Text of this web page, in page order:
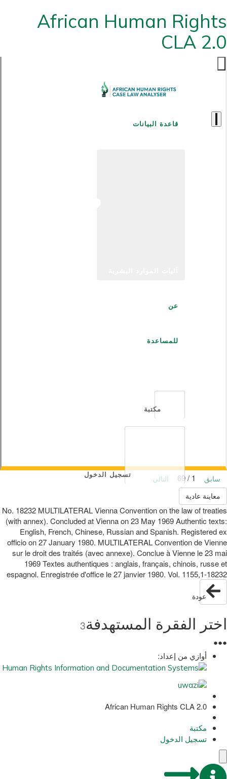
African Human Rights
CLA 2.0
قاعدة البيانات
عن
للمساعدة
مكتبة
تسجيل الدخول سابق
التالي
معاينة عادية
No. 18232 MULTILATERAL Vienna Convention on the law of treaties
(with annex). Concluded at Vienna on 23 May 1969 Authentic texts:
English, French, Chinese, Russian and Spanish. Registered ex
officio on 27 January 1980. MULTILATERAL Convention de Vienne
sur le droit des traités (avec annexe). Conclue à Vienne le 23 mai
1969 Textes authentiques : anglais, français, chinois, russe et
espagnol. Enregistrée d'office le 27 janvier 1980. Vol. 1155,1-18232
عودة
اختر الفقرة المستهدفة3
●
●
●
أوازي من إعداد:
African Human Rights CLA 2.0
مكتبة
تسجيل الدخول